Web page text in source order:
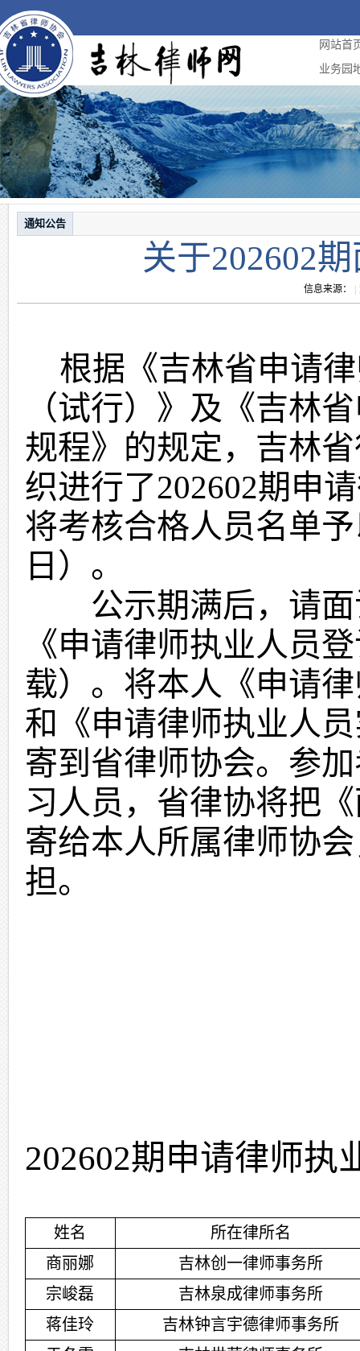
网站首
业务园
通知公告
关于202602
信息来源：
根据《吉林省申请
（试行）》及《吉林
规程》的规定，吉林
织进行了202602期申
将考核合格人员名单
日 ）。
公示期满后，请面
《申请律师执业人员
载）。将本人《申请
和《申请律师执业人
寄到省律师协会。参
习人员， 省律协将把
寄给本人所属律师协会
担。
202602期申请律师执
姓名
所在律所名
商丽娜
吉林创一律师事务所
宗峻磊
吉林泉成律师事务所
蒋佳玲
吉林钟言宇德律师事务所